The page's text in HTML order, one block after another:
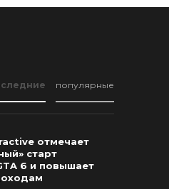
популярные
отмечает
старт
6 и повышает